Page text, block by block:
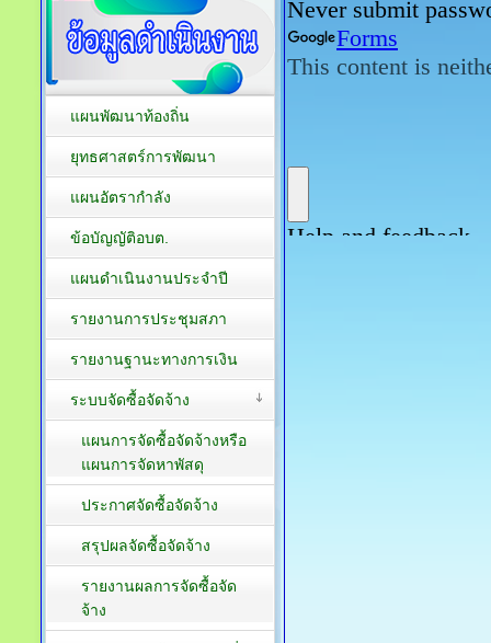
แผนพัฒนาท้องถิ่น
ยุทธศาสตร์การพัฒนา
แผนอัตรากำลัง
ข้อบัญญัติอบต.
แผนดำเนินงานประจำปี
รายงานการประชุมสภา
รายงานฐานะทางการเงิน
ระบบจัดซื้อจัดจ้าง
แผนการจัดซื้อจัดจ้างหรือ
แผนการจัดหาพัสดุ
ประกาศจัดซื้อจัดจ้าง
สรุปผลจัดซื้อจัดจ้าง
รายงานผลการจัดซื้อจัด
จ้าง